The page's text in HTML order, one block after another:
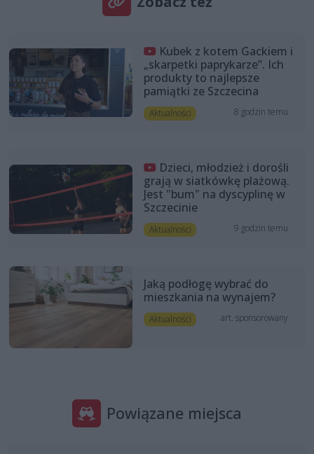
Kubek z kotem Gackiem i
„skarpetki paprykarze”. Ich
produkty to najlepsze
pamiątki ze Szczecina
Aktualności 8 godzin temu
Dzieci, młodzież i dorośli
grają w siatkówkę plażową.
Jest "bum" na dyscyplinę w
Szczecinie
Aktualności 9 godzin temu
Jaką podłogę wybrać do
mieszkania na wynajem?
Aktualności art. sponsorowany
Powiązane miejsca